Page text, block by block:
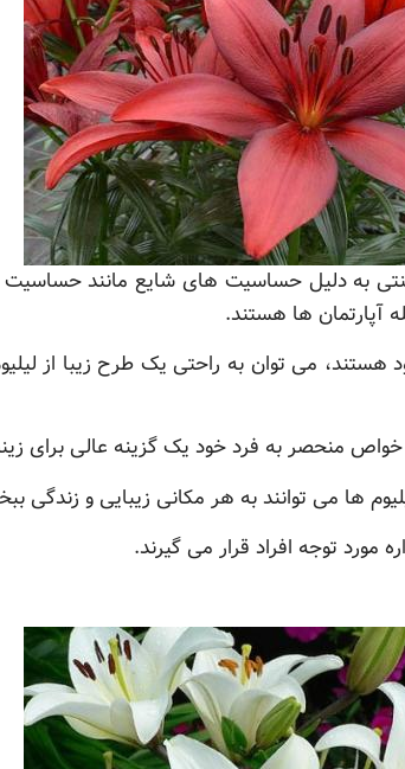
به دلیل حساسیت های شایع مانند حساسیت
آپارتمان ها هستند.
هستند، می توان به راحتی یک طرح زیبا از
خواص منحصر به فرد خود یک گزینه عالی
ها می توانند به هر مکانی زیبایی و زندگی
مورد توجه افراد قرار می گیرند.